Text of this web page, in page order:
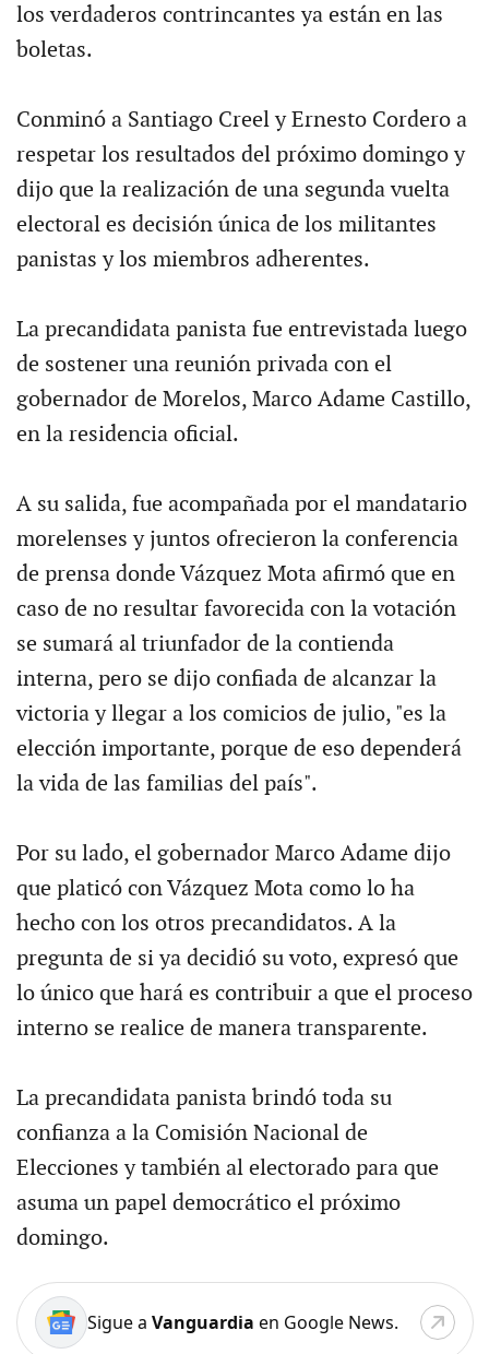
los verdaderos contrincantes ya están en las
boletas.
Conminó a Santiago Creel y Ernesto Cordero a
respetar los resultados del próximo domingo y
dijo que la realización de una segunda vuelta
electoral es decisión única de los militantes
panistas y los miembros adherentes.
La precandidata panista fue entrevistada luego
de sostener una reunión privada con el
gobernador de Morelos, Marco Adame Castillo,
en la residencia oficial.
A su salida, fue acompañada por el mandatario
morelenses y juntos ofrecieron la conferencia
de prensa donde Vázquez Mota afirmó que en
caso de no resultar favorecida con la votación
se sumará al triunfador de la contienda
interna, pero se dijo confiada de alcanzar la
victoria y llegar a los comicios de julio, "es la
elección importante, porque de eso dependerá
la vida de las familias del país".
Por su lado, el gobernador Marco Adame dijo
que platicó con Vázquez Mota como lo ha
hecho con los otros precandidatos. A la
pregunta de si ya decidió su voto, expresó que
lo único que hará es contribuir a que el proceso
interno se realice de manera transparente.
La precandidata panista brindó toda su
confianza a la Comisión Nacional de
Elecciones y también al electorado para que
asuma un papel democrático el próximo
domingo.
Sigue a Vanguardia en Google News.